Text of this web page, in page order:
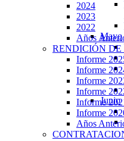
Mayo
Junio
2024
2023
2022
Años
RENDICIÓN DE
Informe
Informe
Informe
Informe
Informe
Informe
Años